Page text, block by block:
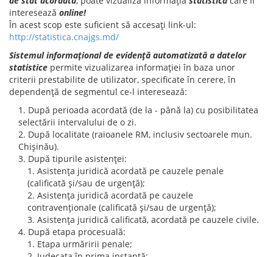
interesează online!
În acest scop este suficient să accesaţi link-ul:
http://statistica.cnajgs.md/
Sistemul informaţional de evidenţă automatizată a datelor
statistice permite vizualizarea informaţiei în baza unor
criterii prestabilite de utilizator, specificate în cerere, în
dependenţă de segmentul ce-l interesează:
După perioada acordată (de la - până la) cu posibilitatea
selectării intervalului de o zi.
După localitate (raioanele RM, inclusiv sectoarele mun.
Chişinău).
După tipurile asistenţei:
Asistenţa juridică acordată pe cauzele penale
(calificată şi/sau de urgenţă);
Asistenţa juridică acordată pe cauzele
contravenţionale (calificată şi/sau de urgenţă);
Asistenţa juridică calificată, acordată pe cauzele civile.
După etapa procesuală:
Etapa urmăririi penale;